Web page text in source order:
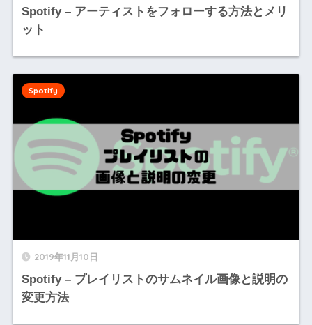
Spotify – アーティストをフォローする方法とメリ
ット
2019年11月10日
Spotify – プレイリストのサムネイル画像と説明の
変更方法
Spotify